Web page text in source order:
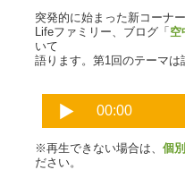
突発的に始まった新コーナ
Lifeファミリー、ブログ「 空
いて
語ります。第1回のテーマは
※再生できない場合は、 個
ださい。